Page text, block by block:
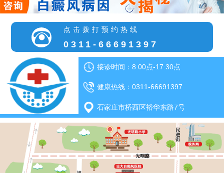
点击拨打预约热线
0311-66691397
接诊时间：8:00点-17:30点
健康热线：0311-66691397
石家庄市桥西区裕华东路7号